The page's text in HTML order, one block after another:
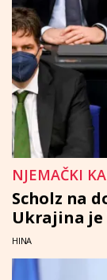
NJEMAČKI
Scholz na
Ukrajina
HINA